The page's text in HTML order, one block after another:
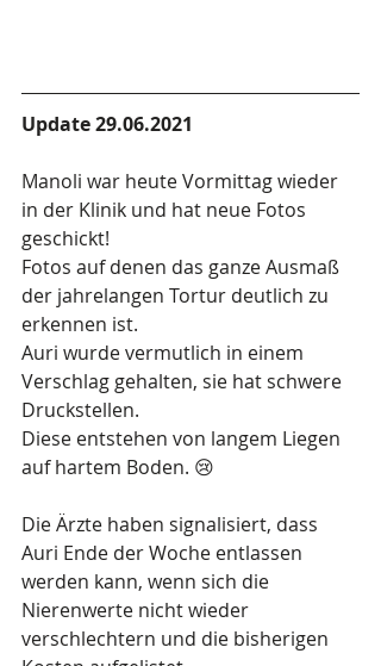
Update 29.06.2021
Manoli war heute Vormittag wieder
in der Klinik und hat neue Fotos
geschickt!
Fotos auf denen das ganze Ausmaß
der jahrelangen Tortur deutlich zu
erkennen ist.
Auri wurde vermutlich in einem
Verschlag gehalten, sie hat schwere
Druckstellen.
Diese entstehen von langem Liegen
auf hartem Boden. 😢
Die Ärzte haben signalisiert, dass
Auri Ende der Woche entlassen
werden kann, wenn sich die
Nierenwerte nicht wieder
verschlechtern und die bisherigen